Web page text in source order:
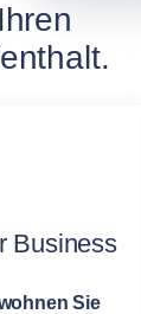
Business
Sie